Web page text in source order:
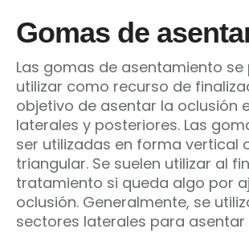
Gomas de
Las gomas de asentamiento se
utilizar como recurso de
objetivo de asentar la oclusión
laterales y posteriores. Las
ser utilizadas en forma vertical
triangular. Se suelen utilizar al
tratamiento si queda algo por
oclusión. Generalmente, se
sectores laterales para